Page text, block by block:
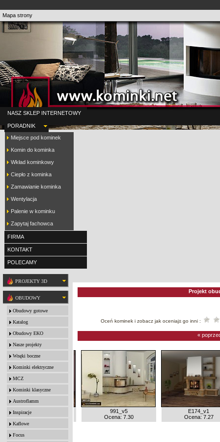
Mapa strony
NASZ SKLEP INTERNETOWY
PORADNIK
Miejsce pod kominek
Komin do kominka
Wkład kominkowy
Ciepło z kominka
Zamawianie kominka
Wentylacja
Palenie w kominku
Zapytaj fachowca
FIRMA
KONTAKT
POLECAMY
PROJEKTY 3D
OBUDOWY
Obudowy gotowe
Katalog
Obudowy EKO
Nasze projekty
Wnęki boczne
Kominki elektryczne
MCZ
Kominki klasyczne
Austroflamm
Inspiracje
Kaflowe
Focus
Projekt
Oceń kominek i zobacz jak oceniaj± go inni :
«
W547_v2
Ocena: 7.31
991_v5
Ocena: 7.30
E174_v1
Ocena: 7.27